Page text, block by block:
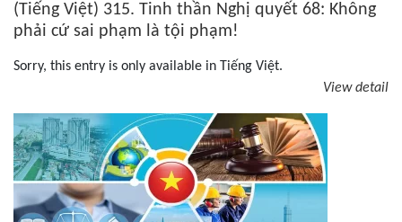
(Tiếng Việt) 315. Tinh thần Nghị quyết 68: Không
phải cứ sai phạm là tội phạm!
Sorry, this entry is only available in Tiếng Việt.
View detail